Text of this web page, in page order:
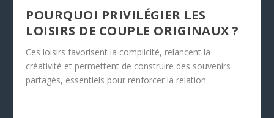
POURQUOI PRIVILÉGIER LES
LOISIRS DE COUPLE ORIGINAUX ?
Ces loisirs favorisent la complicité, relancent la
créativité et permettent de construire des souvenirs
partagés, essentiels pour renforcer la relation.